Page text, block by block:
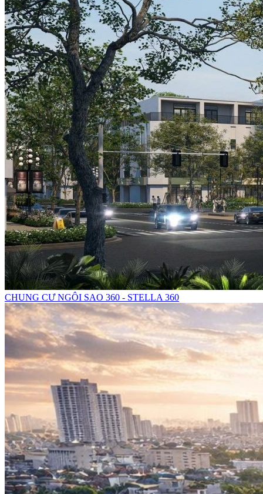
CHUNG CƯ NGÔI SAO 360 - STELLA 360